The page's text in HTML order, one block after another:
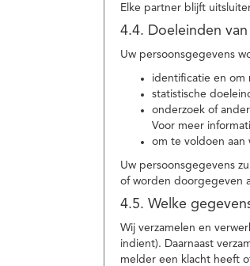
Elke partner blijft
4.4. Doeleinden
Uw persoonsgegevens
identificatie en om
statistische
onderzoek of
Voor meer
om te voldoen aan
Uw persoonsgegevens
of worden doorgegeven
4.5. Welke
Wij verzamelen en
indient). Daarnaast
melder een klacht heeft